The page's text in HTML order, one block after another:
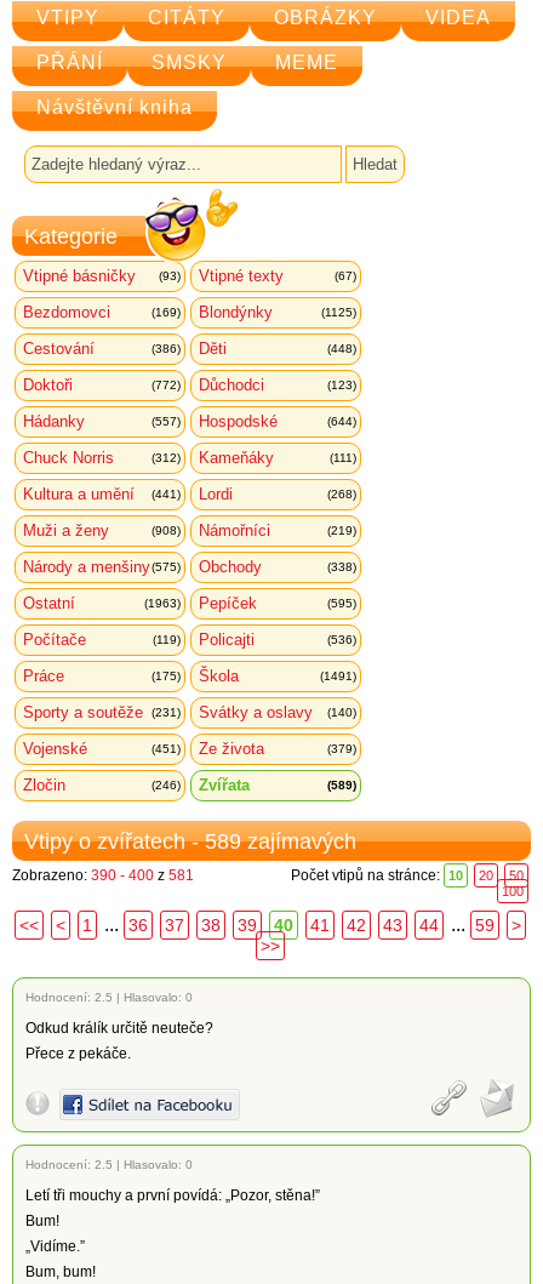
VTIPY CITÁTY OBRÁZKY VIDEA
PŘÁNÍ SMSKY MEME
Návštěvní kniha
Kategorie
Vtipné básničky (93) Vtipné texty (67)
Bezdomovci (169) Blondýnky (1125)
Cestování (386) Děti (448)
Doktoři (772) Důchodci (123)
Hádanky (557) Hospodské (644)
Chuck Norris (312) Kameňáky (111)
Kultura a umění (441) Lordi (268)
Muži a ženy (908) Námořníci (219)
Národy a menšiny(575) Obchody (338)
Ostatní (1963) Pepíček (595)
Počítače (119) Policajti (536)
Práce (175) Škola (1491)
Sporty a soutěže (231) Svátky a oslavy (140)
Vojenské (451) Ze života (379)
Zločin (246) Zvířata (589)
Vtipy o zvířatech - 589 zajímavých
Zobrazeno: 390 - 400 z 581 Počet vtipů na stránce: 10 20
50
100
<< < 1 ... 36 37 38 39 40 41 42 43 44 ... 59
>
>>
Hodnocení: 2.5 | Hlasovalo: 0
Odkud králík určitě neuteče?
Přece z pekáče.
Hodnocení: 2.5 | Hlasovalo: 0
Letí tři mouchy a první povídá: „Pozor, stěna!”
Bum!
„Vidíme.”
Bum, bum!